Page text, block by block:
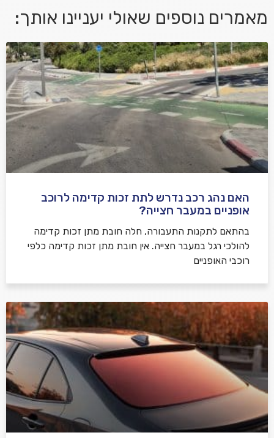
אני מאשר/ת קבלת דיוור במייל ושימוש בפרטים בהתאם
למדיניות הפרטיות
שלח משוב
מאמרים נוספים שאולי יעניינו אותך:
האם נהג רכב נדרש לתת זכות קדימה לרוכב
אופניים במעבר חצייה?
בהתאם לתקנות התעבורה, חלה חובת מתן זכות קדימה
להולכי רגל במעבר חצייה. אין חובת מתן זכות קדימה כלפי
רוכבי האופניים